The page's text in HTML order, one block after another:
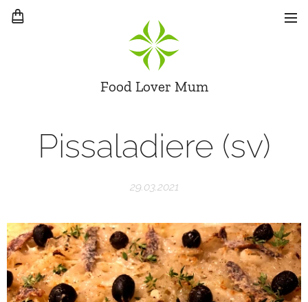
Food Lover Mum
Pissaladiere (sv)
29.03.2021